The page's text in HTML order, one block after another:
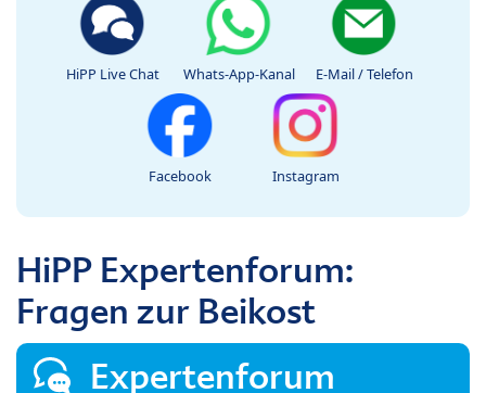
HiPP Live Chat Whats-App-Kanal E-Mail / Telefon
Facebook Instagram
HiPP Expertenforum:
Fragen zur Beikost
Expertenforum